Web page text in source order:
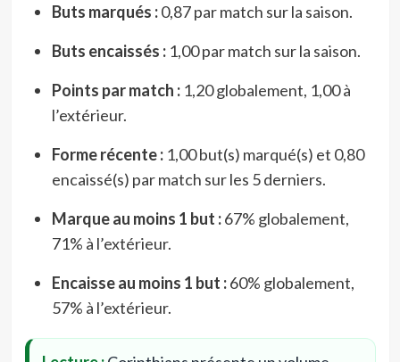
Buts marqués :0,87 par match sur la saison.
Buts encaissés :1,00 par match sur la saison.
Points par match :1,20 globalement, 1,00 à
l’extérieur.
Forme récente :1,00 but(s) marqué(s) et 0,80
encaissé(s) par match sur les 5 derniers.
Marque au moins 1 but :67% globalement,
71% à l’extérieur.
Encaisse au moins 1 but :60% globalement,
57% à l’extérieur.